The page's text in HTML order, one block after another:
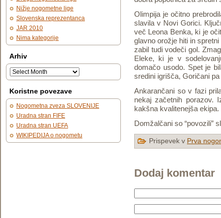
Nižje nogometne lige
Slovenska reprezentanca
JAR 2010
Nima kategorije
Arhiv
Koristne povezave
Nogometna zveza SLOVENIJE
Uradna stran FIFE
Uradna stran UEFA
WIKIPEDIJA o nogometu
Olimpija je očitno
slavila v Novi Gorici.
več Leona Benka, ki je
glavno orožje hiti in
zabil tudi vodeči gol.
Eleke, ki je v
domačo usodo. Spet je
sredini igrišča, Goričani
Ankarančani so v fazi
nekaj začetnih porazov.
kakšna kvalitenejša ekipa.
Domžalčani so “povozili”
Prispevek v Prva
Dodaj komentar